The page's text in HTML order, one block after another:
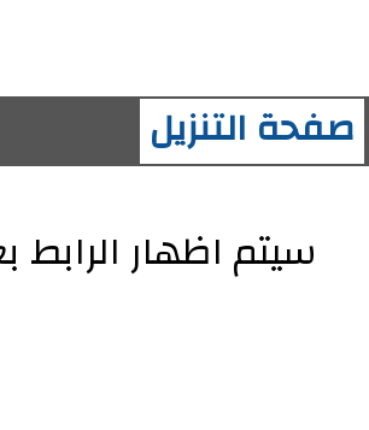
صفحة التنزيل
سيتم اظهار الرابط